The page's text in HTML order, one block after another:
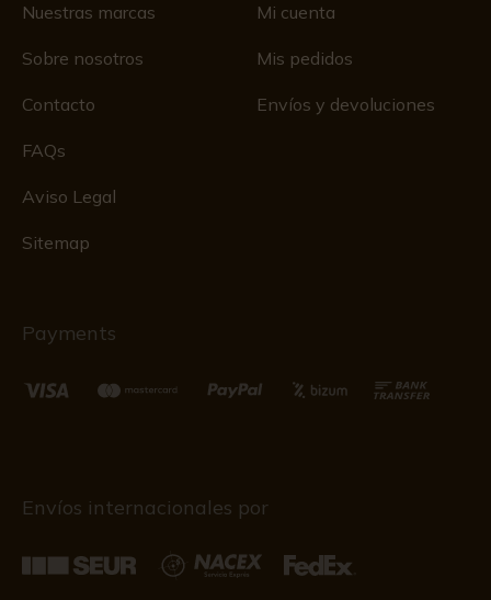
Nuestras marcas
Sobre nosotros
Contacto
FAQs
Aviso Legal
Sitemap
Mi cuenta
Mis pedidos
Envíos y devoluciones
Payments
Envíos internacionales por